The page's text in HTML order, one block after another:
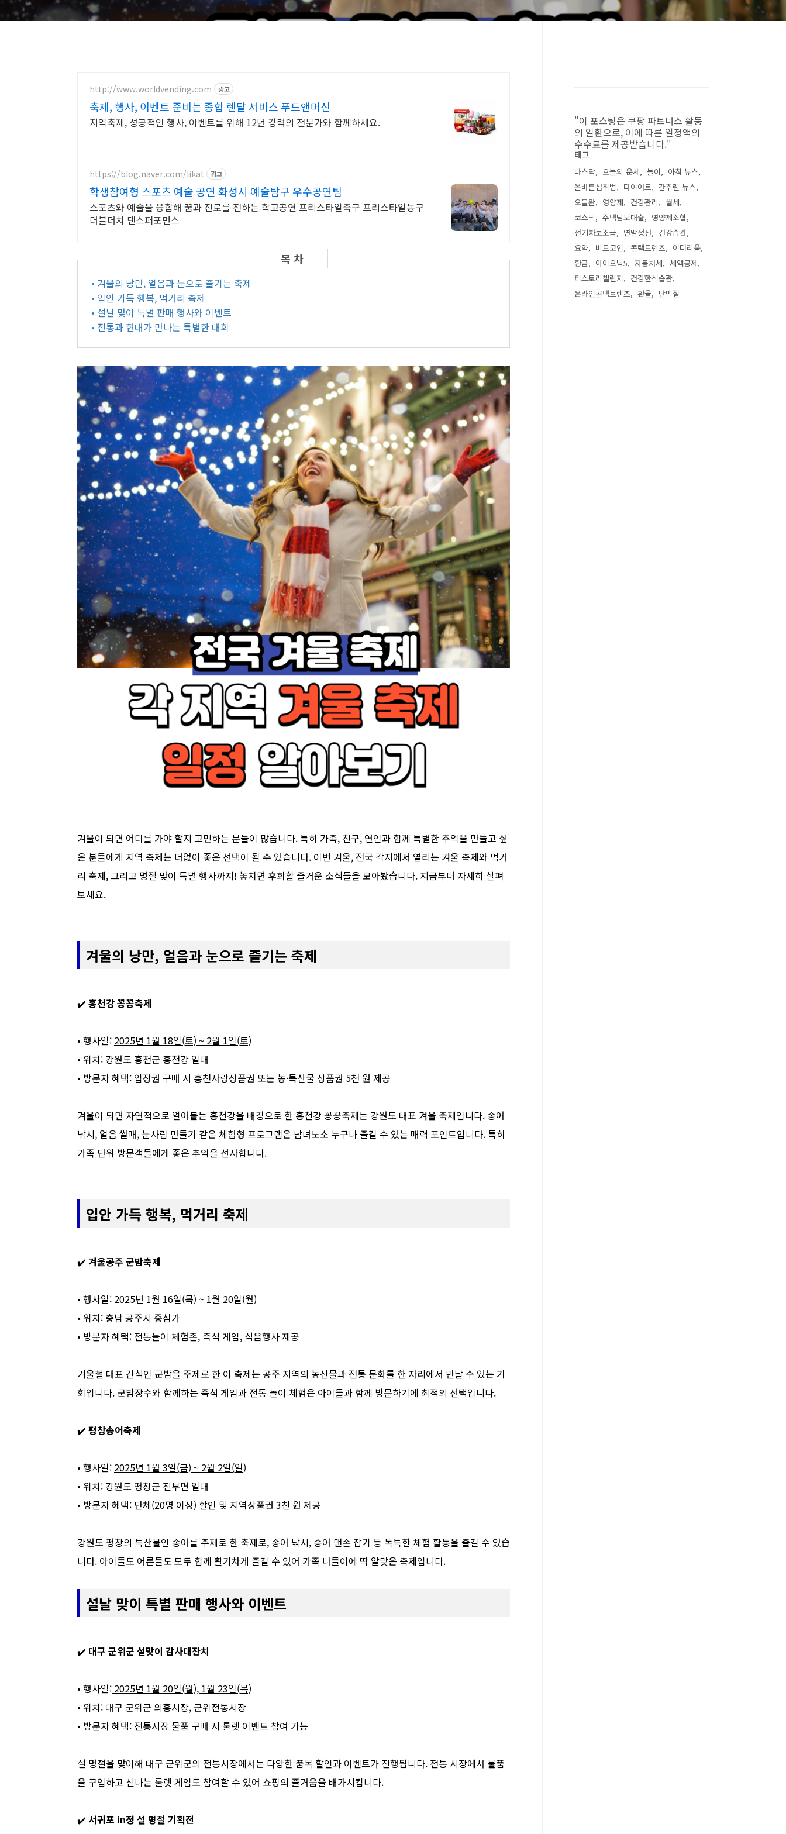
http://www.worldvending.com 광고
축제, 행사, 이벤트 준비는 종합 렌탈 서비스 푸드앤머신
지역축제, 성공적인 행사, 이벤트를 위해 12년 경력의 전문가와 함께하세요.
https://blog.naver.com/likat 광고
학생참여형 스포츠 예술 공연 화성시 예술탐구 우수공연팀
스포츠와 예술을 융합해 꿈과 진로를 전하는 학교공연 프리스타일축구 프리스타일농구
더블더치 댄스퍼포먼스
• 겨울의 낭만, 얼음과 눈으로 즐기는 축제
• 입안 가득 행복, 먹거리 축제
• 설날 맞이 특별 판매 행사와 이벤트
• 전통과 현대가 만나는 특별한 대회
겨울이 되면 어디를 가야 할지 고민하는 분들이 많습니다. 특히 가족, 친구, 연인과 함께 특별한 추억을 만들고 싶
은 분들에게 지역 축제는 더없이 좋은 선택이 될 수 있습니다. 이번 겨울, 전국 각지에서 열리는 겨울 축제와 먹거
리 축제, 그리고 명절 맞이 특별 행사까지! 놓치면 후회할 즐거운 소식들을 모아봤습니다. 지금부터 자세히 살펴
보세요.
겨울의 낭만, 얼음과 눈으로 즐기는 축제
✔️ 홍천강 꽁꽁축제
• 행사일: 2025년 1월 18일(토) ~ 2월 1일(토)
• 위치: 강원도 홍천군 홍천강 일대
• 방문자 혜택: 입장권 구매 시 홍천사랑상품권 또는 농·특산물 상품권 5천 원 제공
겨울이 되면 자연적으로 얼어붙는 홍천강을 배경으로 한 홍천강 꽁꽁축제는 강원도 대표 겨울 축제입니다. 송어
낚시, 얼음 썰매, 눈사람 만들기 같은 체험형 프로그램은 남녀노소 누구나 즐길 수 있는 매력 포인트입니다. 특히
가족 단위 방문객들에게 좋은 추억을 선사합니다.
입안 가득 행복, 먹거리 축제
✔️ 겨울공주 군밤축제
• 행사일: 2025년 1월 16일(목) ~ 1월 20일(월)
• 위치: 충남 공주시 중심가
• 방문자 혜택: 전통놀이 체험존, 즉석 게임, 식음행사 제공
겨울철 대표 간식인 군밤을 주제로 한 이 축제는 공주 지역의 농산물과 전통 문화를 한 자리에서 만날 수 있는 기
회입니다. 군밤장수와 함께하는 즉석 게임과 전통 놀이 체험은 아이들과 함께 방문하기에 최적의 선택입니다.
✔️ 평창송어축제
• 행사일: 2025년 1월 3일(금) ~ 2월 2일(일)
• 위치: 강원도 평창군 진부면 일대
• 방문자 혜택: 단체(20명 이상) 할인 및 지역상품권 3천 원 제공
강원도 평창의 특산물인 송어를 주제로 한 축제로, 송어 낚시, 송어 맨손 잡기 등 독특한 체험 활동을 즐길 수 있습
니다. 아이들도 어른들도 모두 함께 활기차게 즐길 수 있어 가족 나들이에 딱 알맞은 축제입니다.
설날 맞이 특별 판매 행사와 이벤트
✔️ 대구 군위군 설맞이 감사대잔치
• 행사일: 2025년 1월 20일(월), 1월 23일(목)
• 위치: 대구 군위군 의흥시장, 군위전통시장
• 방문자 혜택: 전통시장 물품 구매 시 룰렛 이벤트 참여 가능
설 명절을 맞이해 대구 군위군의 전통시장에서는 다양한 품목 할인과 이벤트가 진행됩니다. 전통 시장에서 물품
을 구입하고 신나는 룰렛 게임도 참여할 수 있어 쇼핑의 즐거움을 배가시킵니다.
✔️ 서귀포 in정 설 명절 기획전
"이 포스팅은 쿠팡 파트너스 활동
의 일환으로, 이에 따른 일정액의
수수료를 제공받습니다."
태그
나스닥 오늘의 운세 놀이
아침 뉴스
올바른섭취법
다이어트
간추린 뉴스
오블완
영양제 건강관리
월세
코스닥
주택담보대출
영양제조합
전기차보조금
연말정산
건강습관
요약
비트코인 콘택트렌즈
이더리움
환급
아이오닉5 자동차세
세액공제
티스토리챌린지
건강한식습관
온라인콘택트렌즈
환율 단백질